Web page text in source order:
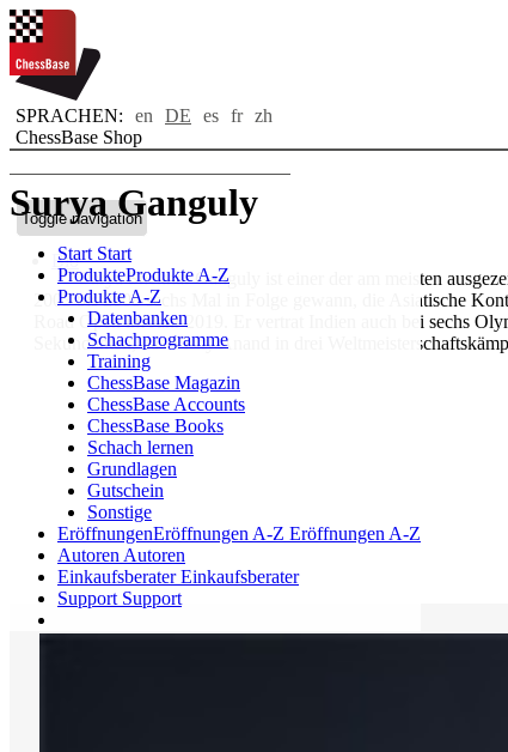
SPRACHEN: en DE es fr zh
ChessBase Shop
Toggle navigation
Start Start
ProdukteProdukte A-Z
Produkte A-Z
Datenbanken
Schachprogramme
Training
ChessBase Magazin
ChessBase Accounts
ChessBase Books
Schach lernen
Grundlagen
Gutschein
Sonstige
EröffnungenEröffnungen A-Z Eröffnungen A-Z
Autoren Autoren
EinkaufsberaterEinkaufsberater
Support Support
Surya Ganguly
Bio
Surya Shekhar Ganguly ist einer der am meisten
2003 bis 2008 sechs Mal in Folge gewann, die Asiatische
Road Open im Jahr 2019. Er vertrat Indien auch bei sechs
Sekundanten, das Vishy Anand in drei